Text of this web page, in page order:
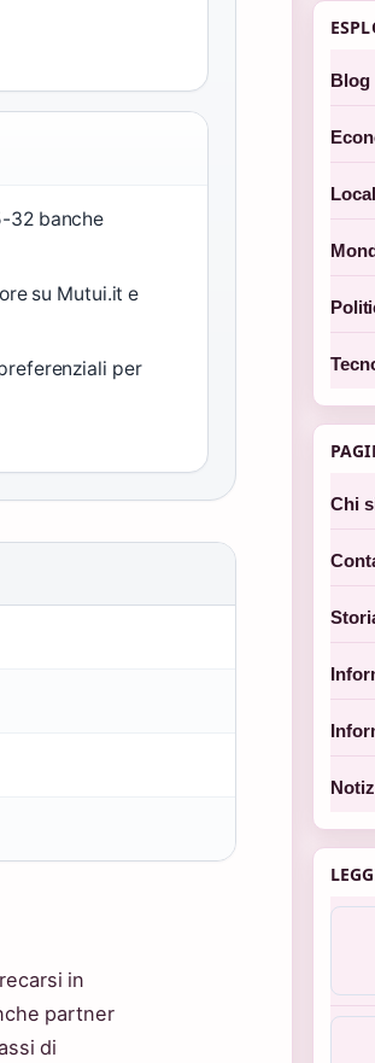
32 banche
su Mutui.it e
per
in
partner
di
Blog
Chi